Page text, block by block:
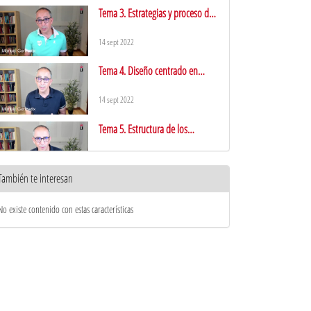
Tema 3. Estrategias y proceso de
14 sept 2022
Tema 4. Diseño centrado en
14 sept 2022
Tema 5. Estructura de los
de proyectos
14 sept 2022
te interesan
existe contenido con estas características